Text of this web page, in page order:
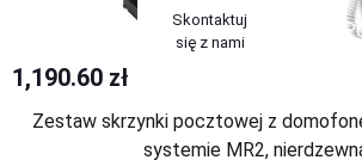
Skontaktuj
się z nami
1,190.60 zł
Zestaw skrzynki pocztowej z
systemie MR2,